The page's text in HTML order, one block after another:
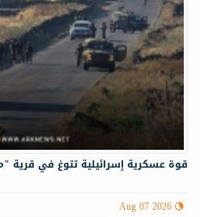
قوة عسكرية إسرائيلية تتوغ في قرية
Aug 07 2026